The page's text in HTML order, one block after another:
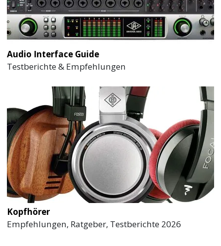
Audio Interface Guide
Testberichte & Empfehlungen
Kopfhörer
Empfehlungen, Ratgeber, Testberichte 2026